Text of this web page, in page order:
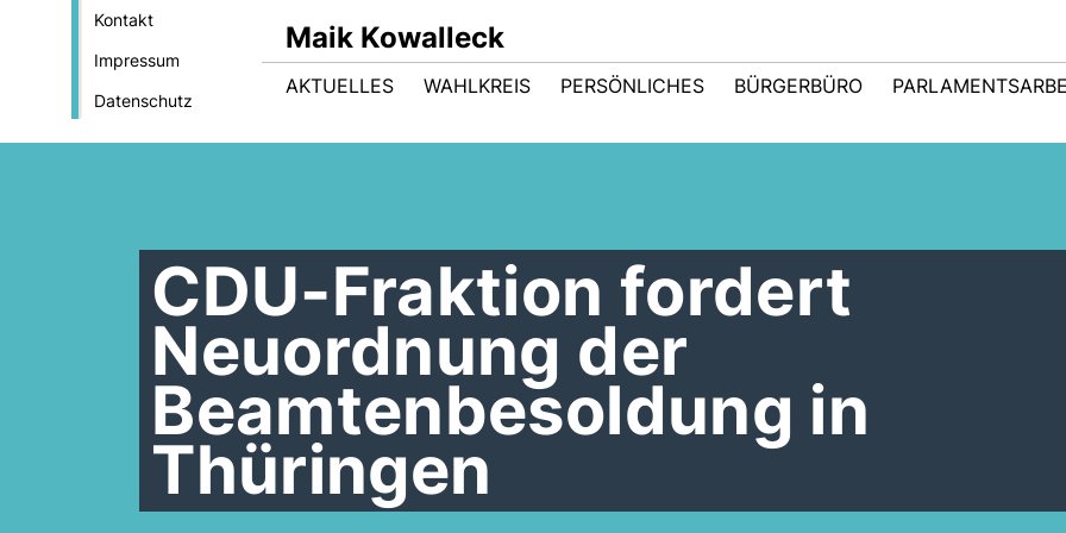
Kontakt
Impressum
Datenschutz
Maik Kowalleck
AKTUELLES WAHLKREIS PERSÖNLICHES BÜRGERBÜRO
CDU-Fraktion fordert
Neuordnung der
Beamtenbesoldung in
Thüringen